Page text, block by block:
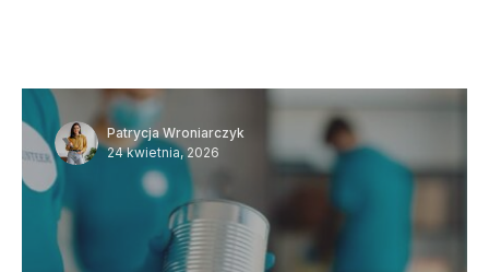
Patrycja Wroniarczyk
24 kwietnia, 2026